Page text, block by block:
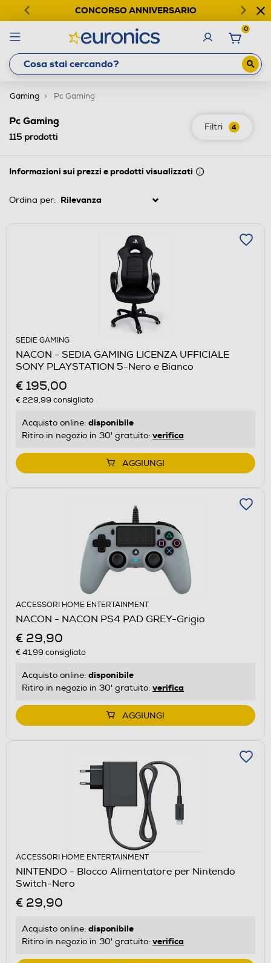
CONCORSO ANNIVERSARIO
0
Gaming Pc Gaming
Filtri 4
Pc Gaming
115 prodotti
Informazioni sui prezzi e prodotti visualizzati
Ordina per:
SEDIE GAMING
NACON - SEDIA GAMING LICENZA UFFICIALE
SONY PLAYSTATION 5-Nero e Bianco
€ 195,00
€ 229,99 consigliato
Acquisto online: disponibile
Ritiro in negozio in 30' gratuito: verifica
AGGIUNGI
ACCESSORI HOME ENTERTAINMENT
NACON - NACON PS4 PAD GREY-Grigio
€ 29,90
€ 41,99 consigliato
Acquisto online: disponibile
Ritiro in negozio in 30' gratuito: verifica
AGGIUNGI
ACCESSORI HOME ENTERTAINMENT
NINTENDO - Blocco Alimentatore per Nintendo
Switch-Nero
€ 29,90
Acquisto online: disponibile
Ritiro in negozio in 30' gratuito: verifica